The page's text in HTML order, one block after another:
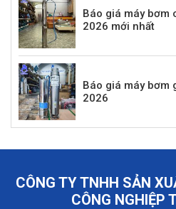
Báo giá máy bơm
2026 mới nhất
Báo giá máy bơm
2026
CÔNG TY TNHH SẢN
CÔNG NGHIỆP